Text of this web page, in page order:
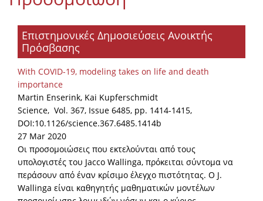
Organisational Structure
EKT Tenders
EKT Websites
Projects
Services
Publications
Annual Reports
Επιστημονικές Δημοσιεύσεις Ανοικτής
Πρόσβασης
With COVID-19, modeling takes on life and death
importance
Martin Enserink, Kai Kupferschmidt
Science, Vol. 367, Issue 6485, pp. 1414-1415,
DOI:10.1126/science.367.6485.1414b
27 Mar 2020
Οι προσομοιώσεις που εκτελούνται από τους
υπολογιστές του Jacco Wallinga, πρόκειται σύντομα να
περάσουν από έναν κρίσιμο έλεγχο πιστότητας. Ο J.
Wallinga είναι καθηγητής μαθηματικών μοντέλων